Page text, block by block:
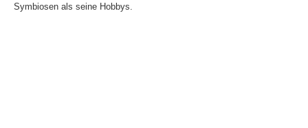
Symbiosen als seine Hobbys.